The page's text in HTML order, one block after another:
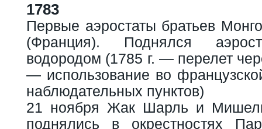
1783
Первые аэростаты братьев
(Франция). Поднялся
водородом (1785 г. — перелет
— использование во
наблюдательных пунктов)
21 ноября Жак Шарль и
поднялись в окрестностях